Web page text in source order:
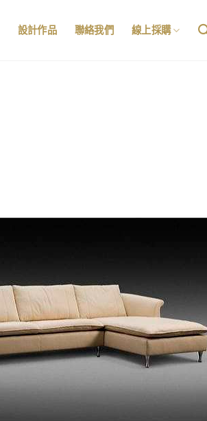
設計作品 聯絡我們 線上採購